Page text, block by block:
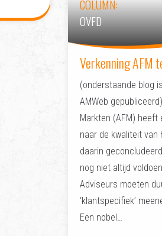
COLUMN:
OVFD
Verkenning AFM
(onderstaande blog
AMWeb
Markten (AFM) heeft
naar de kwaliteit van
daarin
nog niet altijd
Adviseurs moeten
‘klantspecifiek’
Een nobel…